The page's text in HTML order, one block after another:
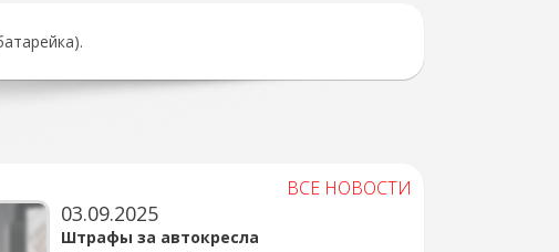
ВСЕ НОВОСТИ
03.09.2025
Штрафы за автокресла